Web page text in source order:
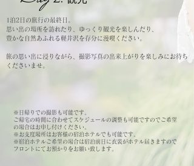
1泊2日の旅行の最終日。
思い出の場所を訪れたり、ゆっくり観光を楽しんだり、
豊かな自然あふれる軽井沢を存分に漫喫ください。
旅の思い出に浸りながら、撮影写真の出来上がりを楽しみにお待ち
くださいませ。
※日帰りでの撮影も可能です。
ご帰宅の時間に合わせてスケジュールの調整も可能ですので ご希望
の場合はお申し付けください。
※お支度場所はお客様の宿泊ホテルでも可能です。
※宿泊ホテルご希望の場合は宿泊前日に衣装がホテル届きますので
フロントにてお預かりをお願い致します。​